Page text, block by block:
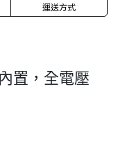
運送方式
置，全電壓